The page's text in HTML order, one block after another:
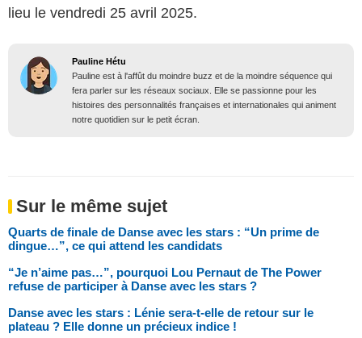
lieu le vendredi 25 avril 2025.
Pauline Hétu
Pauline est à l'affût du moindre buzz et de la moindre séquence qui
fera parler sur les réseaux sociaux. Elle se passionne pour les
histoires des personnalités françaises et internationales qui animent
notre quotidien sur le petit écran.
Sur le même sujet
Quarts de finale de Danse avec les stars : “Un prime de
dingue…”, ce qui attend les candidats
“Je n’aime pas…”, pourquoi Lou Pernaut de The Power
refuse de participer à Danse avec les stars ?
Danse avec les stars : Lénie sera-t-elle de retour sur le
plateau ? Elle donne un précieux indice !